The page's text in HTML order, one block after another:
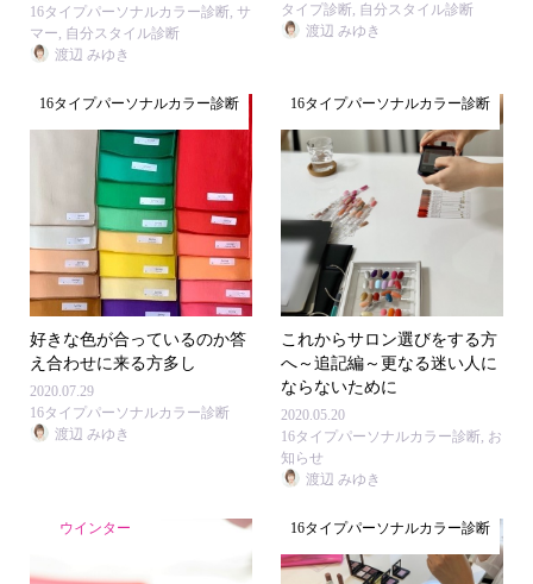
16タイプパーソナルカラー診断, サ
マー, 自分スタイル診断
渡辺 みゆき
タイプ診断, 自分スタイル診断
渡辺 みゆき
16タイプパーソナルカラー診断
好きな色が合っているのか答
え合わせに来る方多し
2020.07.29
16タイプパーソナルカラー診断
渡辺 みゆき
16タイプパーソナルカラー診断
これからサロン選びをする方
へ～追記編～更なる迷い人に
ならないために
2020.05.20
16タイプパーソナルカラー診断 お
知らせ
渡辺 みゆき
ウインター 16タイプパーソナルカラー診断